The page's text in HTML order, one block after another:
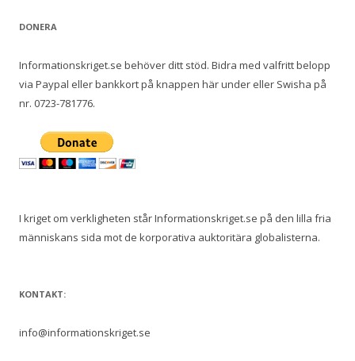
DONERA
Informationskriget.se behöver ditt stöd. Bidra med valfritt belopp
via Paypal eller bankkort på knappen här under eller Swisha på
nr. 0723-781776.
I kriget om verkligheten står Informationskriget.se på den lilla fria
människans sida mot de korporativa auktoritära globalisterna.
KONTAKT:
info@informationskriget.se